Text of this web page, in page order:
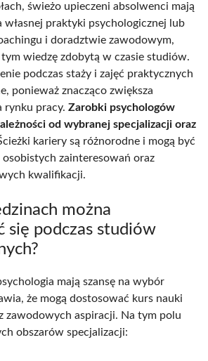
świeżo upieczeni absolwenci mają
praktyki psychologicznej lub
i doradztwie zawodowym,
wiedzę zdobytą w czasie studiów.
podczas staży i zajęć praktycznych
ponieważ znacząco zwiększa
rynku pracy. Zarobki psychologów
od wybranej specjalizacji oraz
kariery są różnorodne i mogą być
zainteresowań oraz
kwalifikacji.
można
się podczas studiów
mają szansę na wybór
że mogą dostosować kurs nauki
zawodowych aspiracji. Na tym polu
obszarów specjalizacji: